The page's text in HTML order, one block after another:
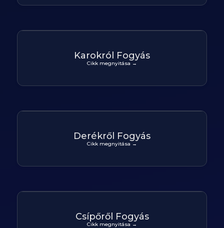
Karokról Fogyás
Cikk megnyitása →
Derékről Fogyás
Cikk megnyitása →
Csípőről Fogyás
Cikk megnyitása →